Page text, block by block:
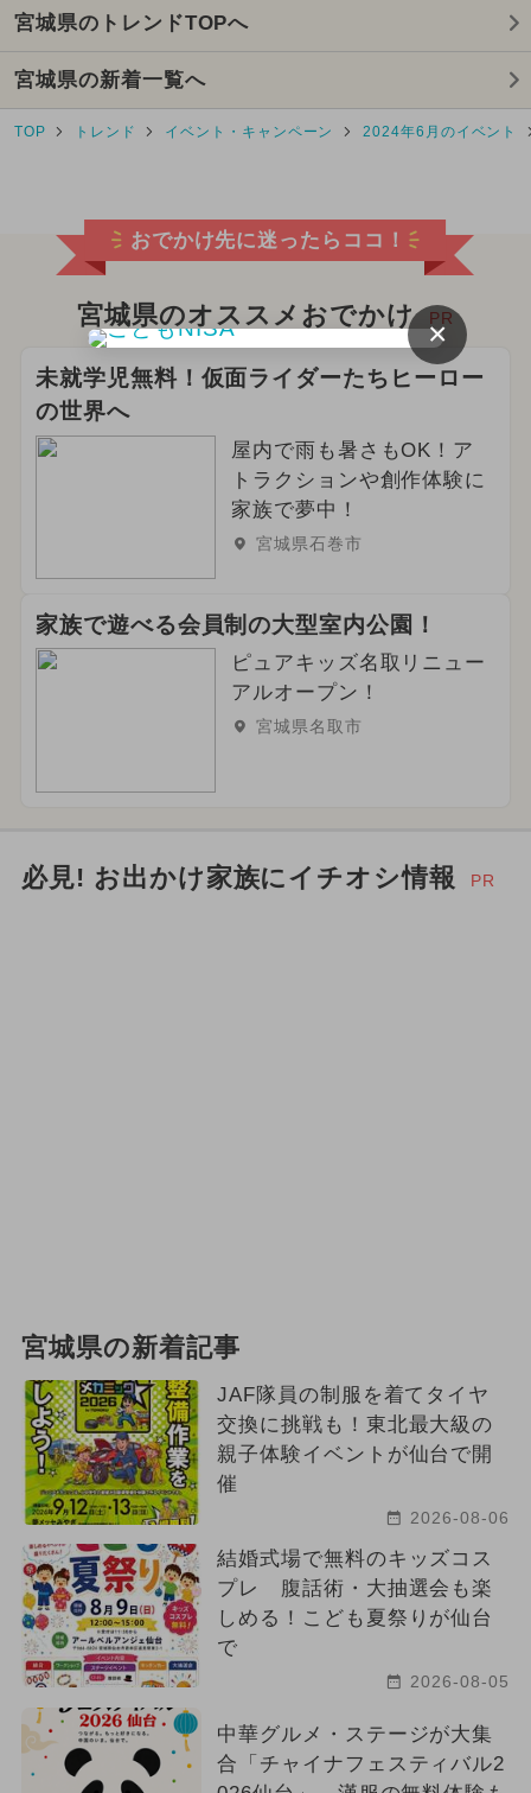
2025年2月のイベント
2026年8月のイベント
2024年9月のイベント
2025年4月のイベント
2024年12月のイベント
2024年10月のイベント
2026年2月のイベント
2024年5月のイベント
2024年4月のイベント
2026年9月のイベント
2025年3月のイベント
2024年11月のイベント
宮城県のトレンドTOPへ
宮城県の新着一覧へ
TOP トレンド イベント・キャンペーン 2024年6月のイベント
おでかけ先に迷ったらココ！
宮城県のオススメおでかけ PR
未就学児無料！仮面ライダーたちヒーロー
の世界へ
屋内で雨も暑さもOK！ア
トラクションや創作体験に
家族で夢中！
宮城県石巻市
家族で遊べる会員制の大型室内公園！
ピュアキッズ名取リニュー
アルオープン！
宮城県名取市
必見! お出かけ家族にイチオシ情報 PR
宮城県の新着記事
JAF隊員の制服を着てタイヤ
交換に挑戦も！東北最大級の
親子体験イベントが仙台で開
催
2026-08-06
結婚式場で無料のキッズコス
プレ 腹話術・大抽選会も楽
しめる！こども夏祭りが仙台
で
2026-08-05
中華グルメ・ステージが大集
合「チャイナフェスティバル2
×